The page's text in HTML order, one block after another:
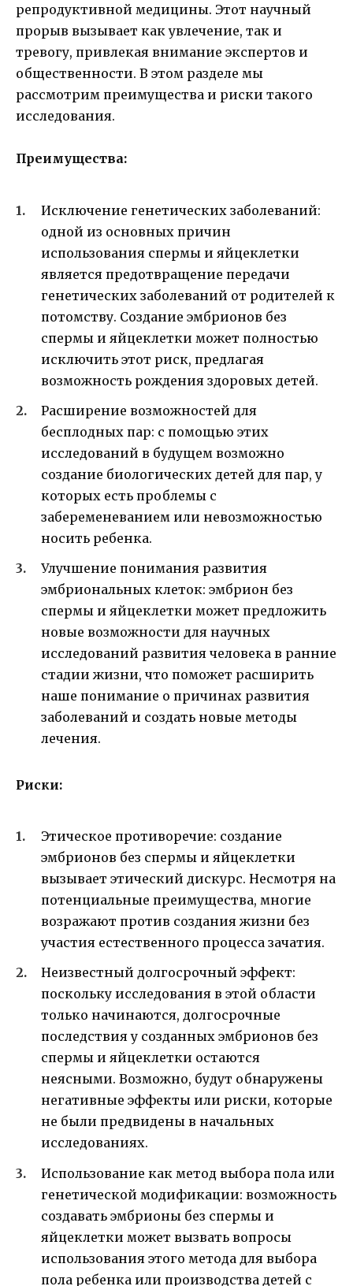
репродуктивной медицины. Этот научный
прорыв вызывает как увлечение, так и
тревогу, привлекая внимание экспертов и
общественности. В этом разделе мы
рассмотрим преимущества и риски такого
исследования.
Преимущества:
Исключение генетических заболеваний:
одной из основных причин
использования спермы и яйцеклетки
является предотвращение передачи
генетических заболеваний от родителей к
потомству. Создание эмбрионов без
спермы и яйцеклетки может полностью
исключить этот риск, предлагая
возможность рождения здоровых детей.
Расширение возможностей для
бесплодных пар: с помощью этих
исследований в будущем возможно
создание биологических детей для пар, у
которых есть проблемы с
забеременеванием или невозможностью
носить ребенка.
Улучшение понимания развития
эмбриональных клеток: эмбрион без
спермы и яйцеклетки может предложить
новые возможности для научных
исследований развития человека в ранние
стадии жизни, что поможет расширить
наше понимание о причинах развития
заболеваний и создать новые методы
лечения.
Риски:
Этическое противоречие: создание
эмбрионов без спермы и яйцеклетки
вызывает этический дискурс. Несмотря на
потенциальные преимущества, многие
возражают против создания жизни без
участия естественного процесса зачатия.
Неизвестный долгосрочный эффект:
поскольку исследования в этой области
только начинаются, долгосрочные
последствия у созданных эмбрионов без
спермы и яйцеклетки остаются
неясными. Возможно, будут обнаружены
негативные эффекты или риски, которые
не были предвидены в начальных
исследованиях.
Использование как метод выбора пола или
генетической модификации: возможность
создавать эмбрионы без спермы и
яйцеклетки может вызвать вопросы
использования этого метода для выбора
пола ребенка или производства детей с